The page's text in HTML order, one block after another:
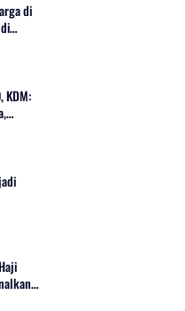
di
KDM: